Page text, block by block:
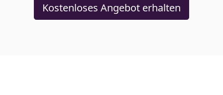
Kostenloses Angebot erhalten